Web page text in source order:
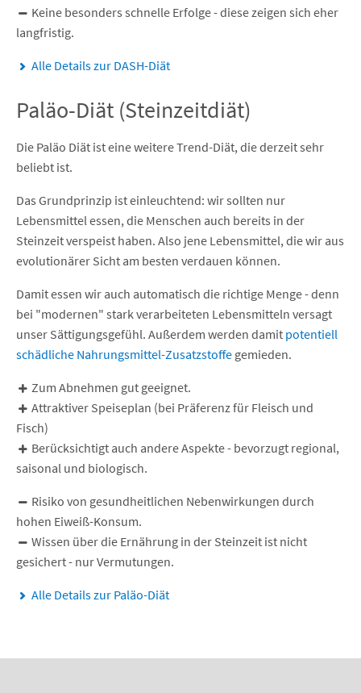
Keine besonders schnelle Erfolge - diese zeigen sich eher
langfristig.
Alle Details zur DASH-Diät
Paläo-Diät (Steinzeitdiät)
Die Paläo Diät ist eine weitere Trend-Diät, die derzeit sehr
beliebt ist.
Das Grundprinzip ist einleuchtend: wir sollten nur
Lebensmittel essen, die Menschen auch bereits in der
Steinzeit verspeist haben. Also jene Lebensmittel, die wir aus
evolutionärer Sicht am besten verdauen können.
Damit essen wir auch automatisch die richtige Menge - denn
bei "modernen" stark verarbeiteten Lebensmitteln versagt
unser Sättigungsgefühl. Außerdem werden damit potentiell
schädliche Nahrungsmittel-Zusatzstoffe gemieden.
Zum Abnehmen gut geeignet.
Attraktiver Speiseplan (bei Präferenz für Fleisch und
Fisch)
Berücksichtigt auch andere Aspekte - bevorzugt regional,
saisonal und biologisch.
Risiko von gesundheitlichen Nebenwirkungen durch
hohen Eiweiß-Konsum.
Wissen über die Ernährung in der Steinzeit ist nicht
gesichert - nur Vermutungen.
Alle Details zur Paläo-Diät